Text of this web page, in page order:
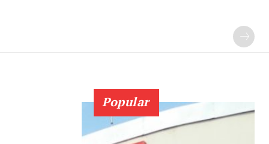
Popular